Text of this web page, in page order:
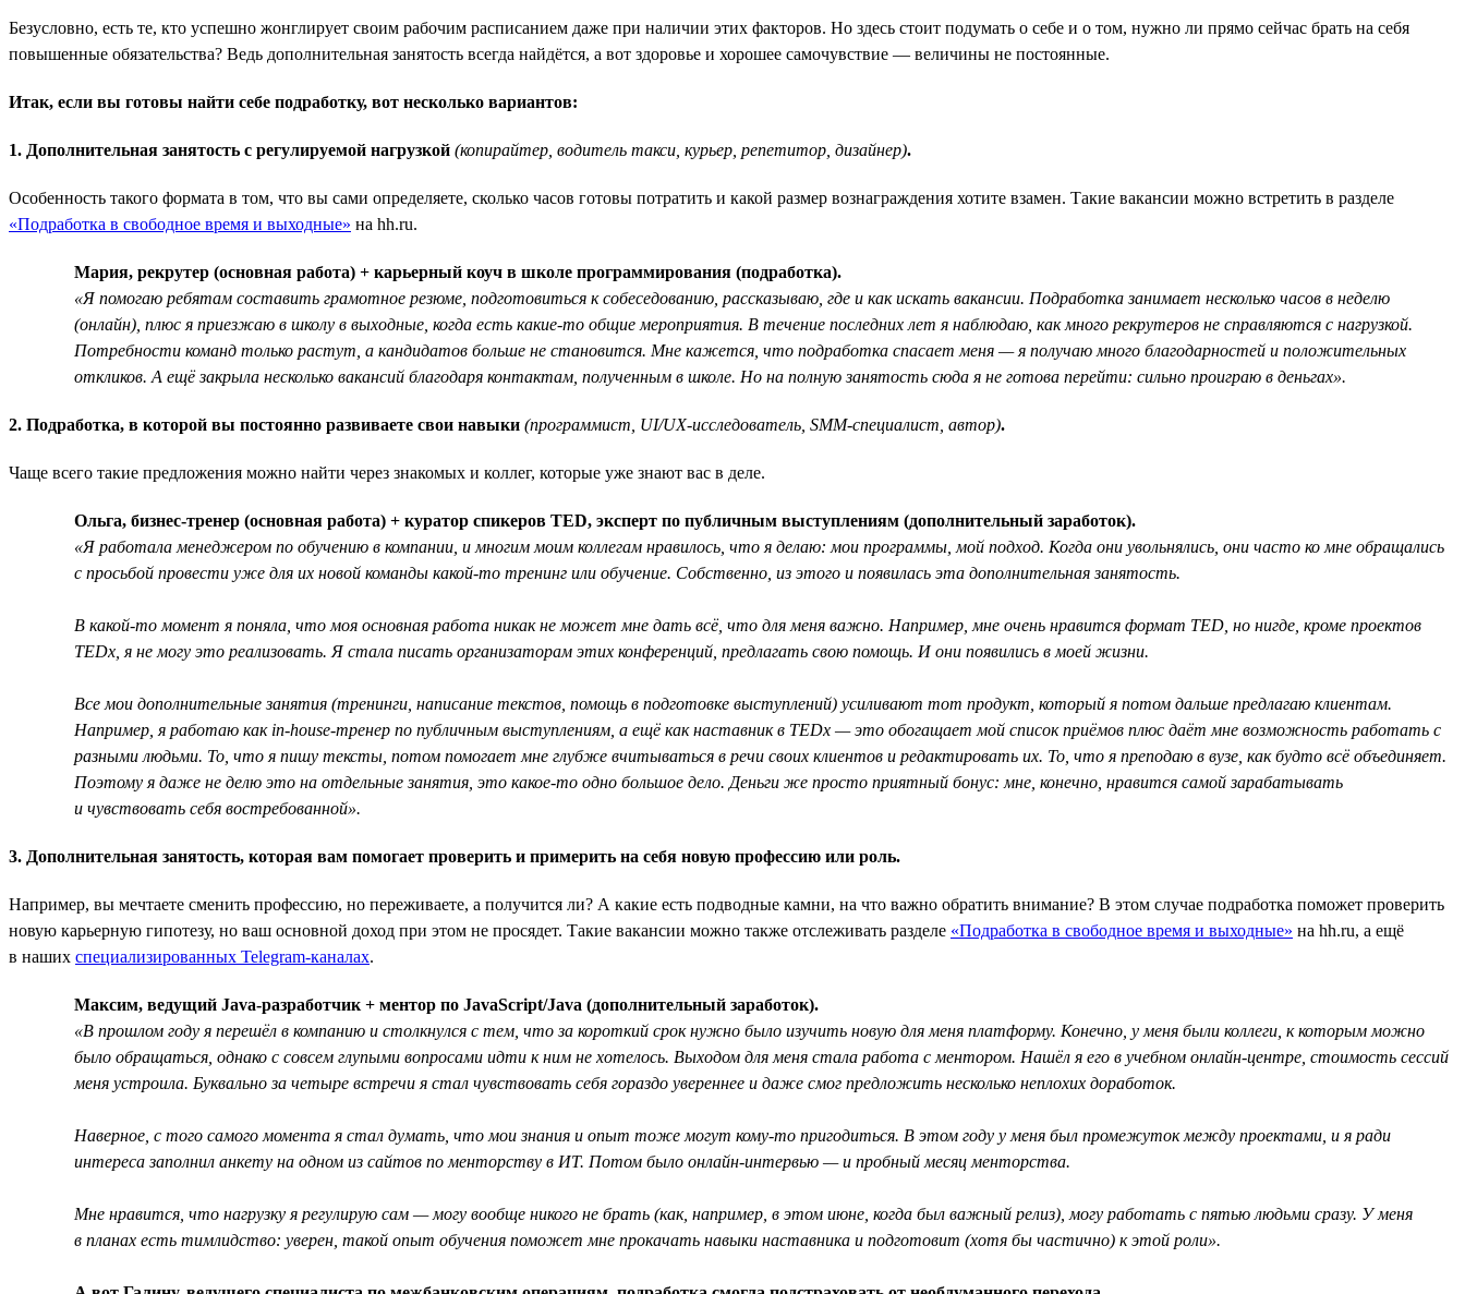
Безусловно, есть те, кто успешно жонглирует своим рабочим расписанием даже при наличии этих факторов. Но здесь стоит подумать о себе и о том, нужно ли прямо сейчас брать на себя
повышенные обязательства? Ведь дополнительная занятость всегда найдётся, а вот здоровье и хорошее самочувствие — величины не постоянные.
Итак, если вы готовы найти себе подработку, вот несколько вариантов:
1. Дополнительная занятость с регулируемой нагрузкой (копирайтер, водитель такси, курьер, репетитор, дизайнер).
Особенность такого формата в том, что вы сами определяете, сколько часов готовы потратить и какой размер вознаграждения хотите взамен. Такие вакансии можно встретить в разделе
«Подработка в свободное время и выходные» на hh.ru.
Мария, рекрутер (основная работа) + карьерный коуч в школе программирования (подработка).
«Я помогаю ребятам составить грамотное резюме, подготовиться к собеседованию, рассказываю, где и как искать вакансии. Подработка занимает несколько часов в неделю
(онлайн), плюс я приезжаю в школу в выходные, когда есть какие-то общие мероприятия. В течение последних лет я наблюдаю, как много рекрутеров не справляются с нагрузкой.
Потребности команд только растут, а кандидатов больше не становится. Мне кажется, что подработка спасает меня — я получаю много благодарностей и положительных
откликов. А ещё закрыла несколько вакансий благодаря контактам, полученным в школе. Но на полную занятость сюда я не готова перейти: сильно проиграю в деньгах».
2. Подработка, в которой вы постоянно развиваете свои навыки (программист, UI/UX-исследователь, SMM-специалист, автор).
Чаще всего такие предложения можно найти через знакомых и коллег, которые уже знают вас в деле.
Ольга, бизнес-тренер (основная работа) + куратор спикеров TED, эксперт по публичным выступлениям (дополнительный заработок).
«Я работала менеджером по обучению в компании, и многим моим коллегам нравилось, что я делаю: мои программы, мой подход. Когда они увольнялись, они часто ко мне обращались
с просьбой провести уже для их новой команды какой-то тренинг или обучение. Собственно, из этого и появилась эта дополнительная занятость.
В какой-то момент я поняла, что моя основная работа никак не может мне дать всё, что для меня важно. Например, мне очень нравится формат TED, но нигде, кроме проектов
TEDx, я не могу это реализовать. Я стала писать организаторам этих конференций, предлагать свою помощь. И они появились в моей жизни.
Все мои дополнительные занятия (тренинги, написание текстов, помощь в подготовке выступлений) усиливают тот продукт, который я потом дальше предлагаю клиентам.
Например, я работаю как in-house-тренер по публичным выступлениям, а ещё как наставник в TEDx — это обогащает мой список приёмов плюс даёт мне возможность работать с
разными людьми. То, что я пишу тексты, потом помогает мне глубже вчитываться в речи своих клиентов и редактировать их. То, что я преподаю в вузе, как будто всё объединяет.
Поэтому я даже не делю это на отдельные занятия, это какое-то одно большое дело. Деньги же просто приятный бонус: мне, конечно, нравится самой зарабатывать
и чувствовать себя востребованной».
3. Дополнительная занятость, которая вам помогает проверить и примерить на себя новую профессию или роль.
Например, вы мечтаете сменить профессию, но переживаете, а получится ли? А какие есть подводные камни, на что важно обратить внимание? В этом случае подработка поможет проверить
новую карьерную гипотезу, но ваш основной доход при этом не просядет. Такие вакансии можно также отслеживать разделе «Подработка в свободное время и выходные» на hh.ru, а ещё
в наших специализированных Telegram-каналах.
Максим, ведущий Java-разработчик + ментор по JavaScript/Java (дополнительный заработок).
«В прошлом году я перешёл в компанию и столкнулся с тем, что за короткий срок нужно было изучить новую для меня платформу. Конечно, у меня были коллеги, к которым можно
было обращаться, однако с совсем глупыми вопросами идти к ним не хотелось. Выходом для меня стала работа с ментором. Нашёл я его в учебном онлайн-центре, стоимость сессий
меня устроила. Буквально за четыре встречи я стал чувствовать себя гораздо увереннее и даже смог предложить несколько неплохих доработок.
Наверное, с того самого момента я стал думать, что мои знания и опыт тоже могут кому-то пригодиться. В этом году у меня был промежуток между проектами, и я ради
интереса заполнил анкету на одном из сайтов по менторству в ИТ. Потом было онлайн-интервью — и пробный месяц менторства.
Мне нравится, что нагрузку я регулирую сам — могу вообще никого не брать (как, например, в этом июне, когда был важный релиз), могу работать с пятью людьми сразу. У меня
в планах есть тимлидство: уверен, такой опыт обучения поможет мне прокачать навыки наставника и подготовит (хотя бы частично) к этой роли».